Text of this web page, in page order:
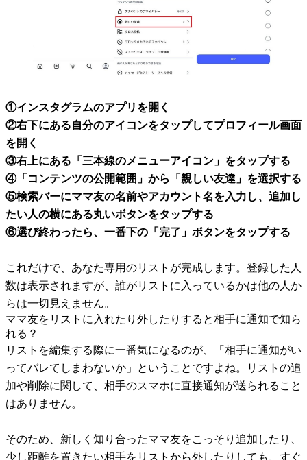
①インスタグラムのアプリを開く
②右下にある自分のアイコンをタップしてプロフィール画面
を開く
③右上にある「三本線のメニューアイコン」をタップする
④「コンテンツの公開範囲」から「親しい友達」を選択する
⑤検索バーにママ友の名前やアカウント名を入力し、追加し
たい人の横にある丸いボタンをタップする
⑥選び終わったら、一番下の「完了」ボタンをタップする
これだけで、あなた専用のリストが完成します。登録した人
数は表示されますが、誰がリストに入っているかは他の人か
らは一切見えません。
ママ友をリストに入れたり外したりすると相手に通知で知ら
れる？
リストを編集する際に一番気になるのが、「相手に通知がい
ってバレてしまわないか」ということですよね。リストの追
加や削除に関して、相手のスマホに直接通知が送られること
はありません。
そのため、新しく知り合ったママ友をこっそり追加したり、
少し距離を置きたい相手をリストから外したりしても、すぐ